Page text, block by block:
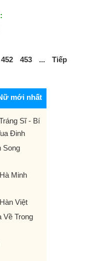
452 453 ... Tiếp
mới nhất
Sĩ - Bí
Đinh
Song
Minh
Việt
Về Trong